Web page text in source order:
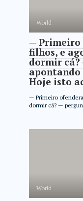
World
— Primeiro
filhos, e
dormir cá?
apontando
Hoje isto
— Primeiro
dormir cá? —
World